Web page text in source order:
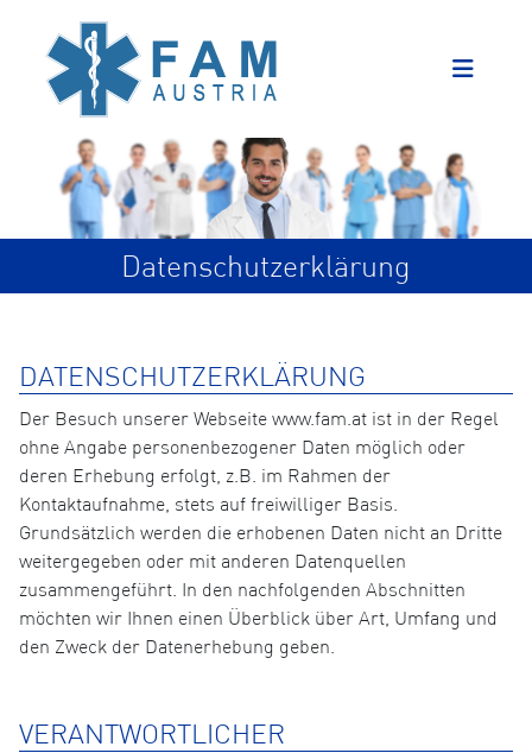
Datenschutzerklärung
DATENSCHUTZERKLÄRUNG
Der Besuch unserer Webseite www.fam.at ist in der Regel
ohne Angabe personenbezogener Daten möglich oder
deren Erhebung erfolgt, z.B. im Rahmen der
Kontaktaufnahme, stets auf freiwilliger Basis.
Grundsätzlich werden die erhobenen Daten nicht an Dritte
weitergegeben oder mit anderen Datenquellen
zusammengeführt. In den nachfolgenden Abschnitten
möchten wir Ihnen einen Überblick über Art, Umfang und
den Zweck der Datenerhebung geben.
VERANTWORTLICHER